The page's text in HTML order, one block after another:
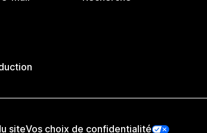
siteVos choix de confidentialité